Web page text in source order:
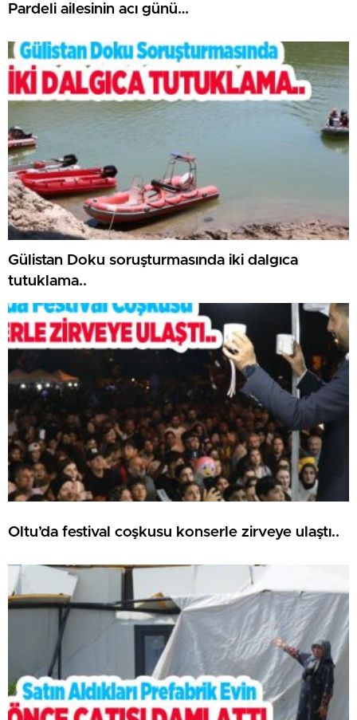
Pardeli ailesinin acı günü…
Gülistan Doku soruşturmasında iki dalgıca
tutuklama..
Oltu’da festival coşkusu konserle zirveye ulaştı..